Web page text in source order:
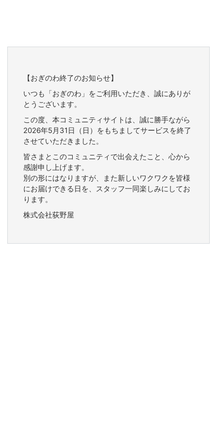
【おぎのわ終了のお知らせ】
いつも「おぎのわ」をご利用いただき、誠にありが
とうございます。
この度、本コミュニティサイトは、誠に勝手ながら
2026年5月31日（日）をもちましてサービスを終了
させていただきました。
皆さまとこのコミュニティで出会えたこと、心から
感謝申し上げます。
別の形にはなりますが、また新しいワクワクを皆様
にお届けできる日を、スタッフ一同楽しみにしてお
ります。
株式会社荻野屋